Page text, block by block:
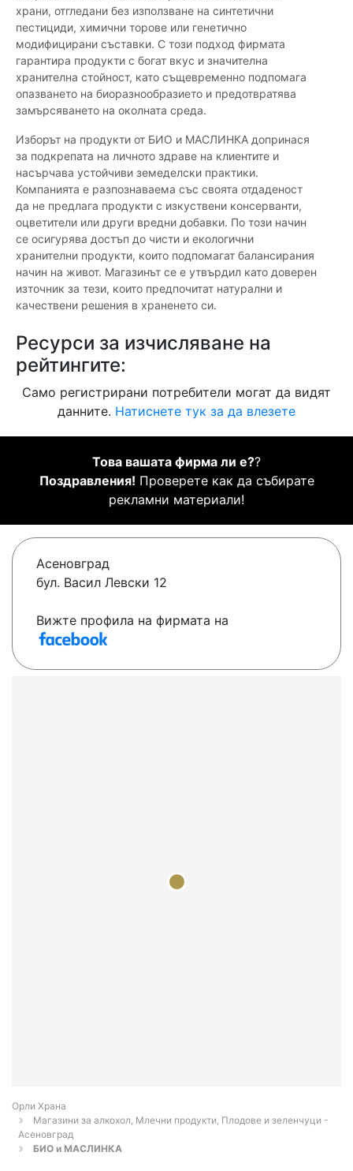
храни, отгледани без използване на синтетични
пестициди, химични торове или генетично
модифицирани съставки. С този подход фирмата
гарантира продукти с богат вкус и значителна
хранителна стойност, като същевременно подпомага
опазването на биоразнообразието и предотвратява
замърсяването на околната среда.
Изборът на продукти от БИО и МАСЛИНКА допринася
за подкрепата на личното здраве на клиентите и
насърчава устойчиви земеделски практики.
Компанията е разпознаваема със своята отдаденост
да не предлага продукти с изкуствени консерванти,
оцветители или други вредни добавки. По този начин
се осигурява достъп до чисти и екологични
хранителни продукти, които подпомагат балансирания
начин на живот. Магазинът се е утвърдил като доверен
източник за тези, които предпочитат натурални и
качествени решения в храненето си.
Ресурси за изчисляване на
рейтингите:
Само регистрирани потребители могат да видят
данните. Натиснете тук за да влезете
Това вашата фирма ли е??
Поздравления! Проверете как да събирате
рекламни материали!
Асеновград
бул. Васил Левски 12
Вижте профила на фирмата на
Орли Храна
Магазини за алкохол, Млечни продукти, Плодове и зеленчуци -
Асеновград
БИО и МАСЛИНКА